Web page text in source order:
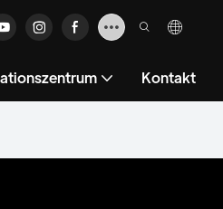
Kontakt